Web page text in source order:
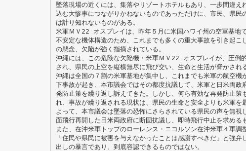
墜落現場の近くには、集落やリゾートホテルもあり、一歩間違え
込む大惨事につながりかねないものであっただけに、市民、県民
は計り知れないものがある。
米軍ＭＶ22 オスプレイは、昨年５月に米国ハワイ州の空軍基地
不安定な機体構造のため、これまでも多くの重大事故を引き起こ
の懸念、欠陥が強く指摘されている。
沖縄には、この危険な欠陥機・米軍ＭＶ22 オスプレイが、圧
され、県民の上空を縦横無尽に飛び交い、生命と生活が脅かされ
沖縄は全国の７割の米軍基地が集中し、これまでも米軍の航空機
下事故が起き、本市議会ではその都度抗議して、米軍と日米両政
発防止策を繰り返し訴えてきた。しかし、何ら有効な再発防止策
れ、事故が繰り返される現状は、県民の生命と安全よりも米軍を
よって、本市議会は墜落の恐怖にさらされている県民の声を無視
面飛行再開した日米両政府に断固抗議し、即時飛行中止を求める
また、在沖米軍トップのローレンス・ニコルソン在沖米軍４軍調
「住民や県民に被害を与えなかったことは感謝すべきだ」と強
出しの暴言であり、到底容認できるものではない。